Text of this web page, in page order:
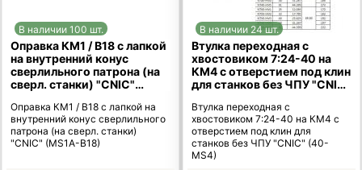
В наличии 100 шт.
Оправка КМ1 / В18 с лапкой
на внутренний конус
сверлильного патрона (на
сверл. станки) "CNIC"
Оправка КМ1 / В18 с лапкой на
внутренний конус сверлильного
патрона (на сверл. станки)
"CNIC" (MS1A-B18)
В наличии 24 шт.
Втулка переходная с
хвостовиком 7:24-40 на
КМ4 с отверстием под клин
для станков без ЧПУ "CNIC"
Втулка переходная с
хвостовиком 7:24-40 на КМ4 с
отверстием под клин для
станков без ЧПУ "CNIC" (40-
MS4)